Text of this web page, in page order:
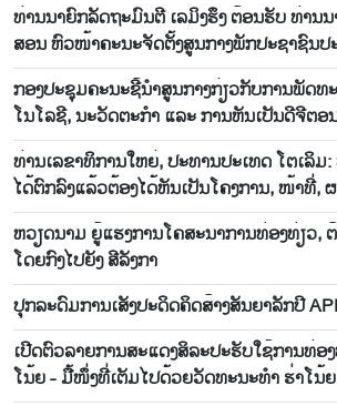
ທ່ານນາ​ຍົກ​ລັດ​ຖະ​ມົນ​ຕີ ເລ​ມິງ​ຮຶງ ຕ້ອນ​ຮັບ ​​ທ່ານ
ສອນ ຫົວ​ໜ້າ​ຄະ​ນະ​ຈັດ​ຕັ້ງ​ສູນ​ກາງ​ພັກ​ປະ​ຊາ​ຊົນ​
ກອງປະຊຸມຄະນະຊີ້ນຳສູນກາງກ່ຽວກັບການພັດທ
ໂນໂລຊີ, ນະວັດຕະກຳ ແລະ ການຫັນເປັນດີຈີຕອ
ທ່ານເລຂາທິການໃຫຍ່, ປະທານປະເທດ ໂຕເລິມ
ໄດ້ຕົກລົງແລ້ວຕ້ອງໄດ້ຫັນເປັນໂຄງການ, ໜ້າທີ່,
ລະອຽດໃນທັນທີ
ຫວຽດ​ນາມ ຍູ້​ແຮງ​ການ​ໂຄ​ສະ​ນາ​ການ​ທ່ອງ​ທ່ຽວ,
ໂດຍ​ກົງ​ໄປ​ຍັງ ສີ​ລັງ​ກາ
ປຸກ​ລະ​ດົມ​ການ​ເສັງ​ປະ​ດິດ​ຄິດ​ສ້າງສັນ​ຍາ​ລັກ​ປີ
ເປີດ​ຕົວ​ລາຍ​ການ​ສະ​ແດງ​ສິ​ລະ​ປະ​ຮັບ​ໃຊ້​ການ​ທ່ອງ​
ໂນ້ຍ - ມື້​ໜຶ່ງ​ທີ່​ເຕັມ​ໄປ​ດ້ວຍ​ວັດ​ທະ​ນະ​ທໍ​າ ຮ່າ​ໂນ້